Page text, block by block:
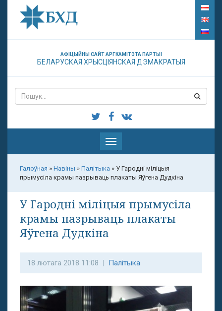
АФІЦЫЙНЫ САЙТ АРГКАМІТЭТА ПАРТЫІ
БЕЛАРУСКАЯ ХРЫСЦІЯНСКАЯ ДЭМАКРАТЫЯ
Паказаць
меню
Галоўная » Навіны » Палітыка » У Гародні міліцыя
прымусіла крамы пазрываць плакаты Яўгена Дудкіна
У Гародні міліцыя прымусіла
крамы пазрываць плакаты
Яўгена Дудкіна
18 лютага 2018 11:08 | Палітыка